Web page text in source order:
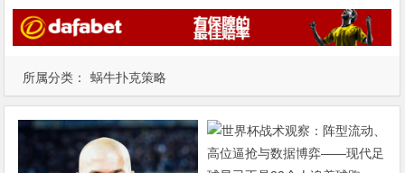
所属分类： 蜗牛扑克策略